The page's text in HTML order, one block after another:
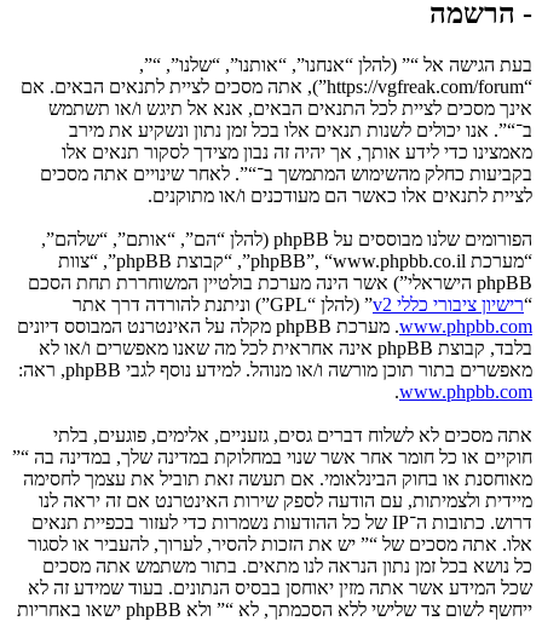
- הרשמה
בעת הגישה אל “” (להלן “אנחנו”, “אותנו”, “שלנו”, “”,
“https://vgfreak.com/forum”), אתה מסכים לציית לתנאים הבאים. אם
אינך מסכים לציית לכל התנאים הבאים, אנא אל תיגש ו/או תשתמש
ב־“”. אנו יכולים לשנות תנאים אלו בכל זמן נתון ונשקיע את מירב
מאמצינו כדי לידע אותך, אך יהיה זה נבון מצידך לסקור תנאים אלו
בקביעות כחלק מהשימוש המתמשך ב־“”. לאחר שינויים אתה מסכים
לציית לתנאים אלו כאשר הם מעודכנים ו/או מתוקנים.
הפורומים שלנו מבוססים על phpBB (להלן “הם”, “אותם”, “שלהם”,
“מערכת phpBB”, “www.phpbb.co.il”, “קבוצת phpBB”, “צוות
phpBB הישראלי”) אשר הינה מערכת בולטיין המשוחררת תחת הסכם
“רישיון ציבורי כללי v2
” (להלן “GPL”) וניתנת להורדה דרך אתר
www.phpbb.com
. מערכת phpBB מקלה על האינטרנט המבוסס דיונים
בלבד, קבוצת phpBB אינה אחראית לכל מה שאנו מאפשרים ו/או לא
מאפשרים בתור תוכן מורשה ו/או מנוהל. למידע נוסף לגבי phpBB, ראה:
www.phpbb.com
.
אתה מסכים לא לשלוח דברים גסים, גזעניים, אלימים, פוגעים, בלתי
חוקיים או כל חומר אחר אשר שנוי במחלוקת במדינה שלך, במדינה בה “”
מאוחסנת או בחוק הבינלאומי. אם תעשה זאת תוביל את עצמך לחסימה
מיידית ולצמיתות, עם הודעה לספק שירות האינטרנט אם זה יראה לנו
דרוש. כתובות ה־IP של כל ההודעות נשמרות כדי לעזור בכפיית תנאים
אלו. אתה מסכים של “” יש את הזכות להסיר, לערוך, להעביר או לסגור
כל נושא בכל זמן נתון הנראה לנו מתאים. בתור משתמש אתה מסכים
שכל המידע אשר אתה מזין יאוחסן בבסיס הנתונים. בעוד שמידע זה לא
ייחשף לשום צד שלישי ללא הסכמתך, לא “” ולא phpBB ישאו באחריות